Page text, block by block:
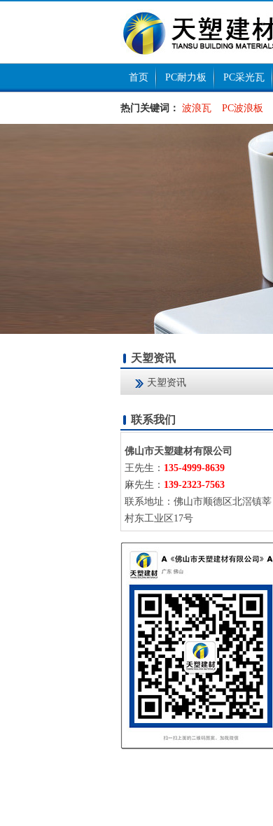
首页 PC耐力板 PC采光瓦
热门关键词： 波浪瓦 PC波浪板
天塑资讯
天塑资讯
联系我们
佛山市天塑建材有限公司
王先生： 135-4999-8639
麻先生： 139-2323-7563
联系地址：佛山市顺德区北滘镇莘
村东工业区17号